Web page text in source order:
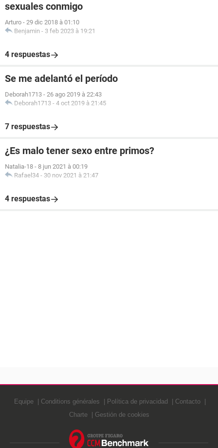
sexuales conmigo
Arturo - 29 dic 2018 à 01:10
Benjamin - 3 feb 2023 à 19:21
4 respuestas
Se me adelantó el período
Deborah1713 - 26 ago 2019 à 22:43
Deborah1713 - 4 oct 2019 à 21:45
7 respuestas
¿Es malo tener sexo entre primos?
Natalia-18 - 8 jun 2021 à 00:19
Rafael34 - 30 nov 2021 à 21:47
4 respuestas
Equipe Conditions générales Política de privacidad
Contacto
Charte
Gestión de cookies